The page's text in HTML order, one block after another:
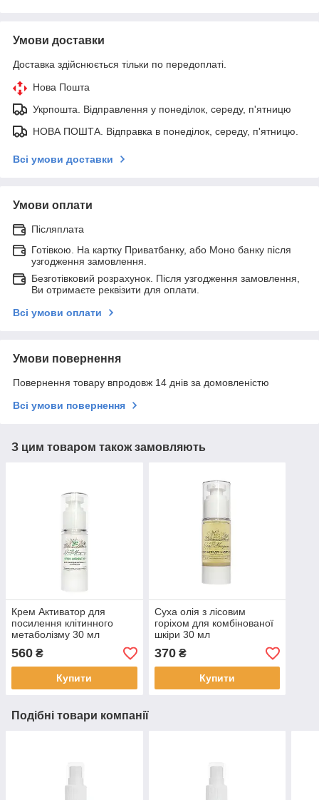
Умови доставки
Доставка здійснюється тільки по передоплаті.
Нова Пошта
Укрпошта. Відправлення у понеділок, середу, п'ятницю
НОВА ПОШТА. Відправка в понеділок, середу, п'ятницю.
Всі умови доставки
Умови оплати
Післяплата
Готівкою. На картку Приватбанку, або Моно банку після
узгодження замовлення.
Безготівковий розрахунок. Після узгодження замовлення,
Ви отримаєте реквізити для оплати.
Всі умови оплати
Умови повернення
Повернення товару впродовж 14 днів за домовленістю
Всі умови повернення
З цим товаром також замовляють
Крем Активатор для
посилення клітинного
метаболізму 30 мл
560 ₴
Купити
Суха олія з лісовим
горіхом для комбінованої
шкіри 30 мл
370₴
Купити
Подібні товари компанії